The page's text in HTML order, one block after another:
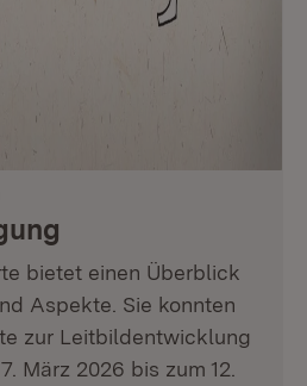
bietet einen Überblick
Aspekte. Sie konnten
zur Leitbildentwicklung
März 2026 bis zum 12.